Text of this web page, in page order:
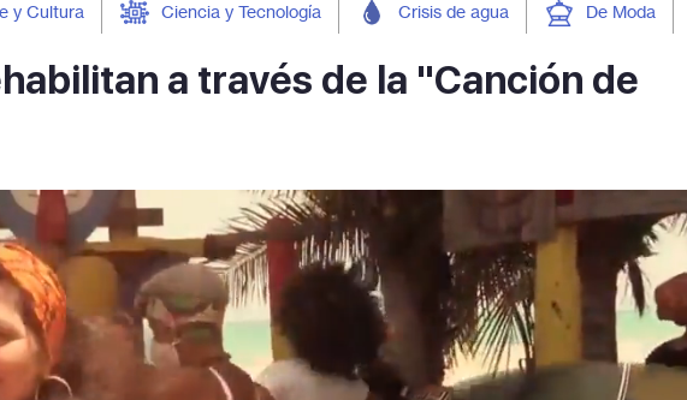
y Cultura Ciencia y Tecnología Crisis de agua De Moda
a través de la "Canción de